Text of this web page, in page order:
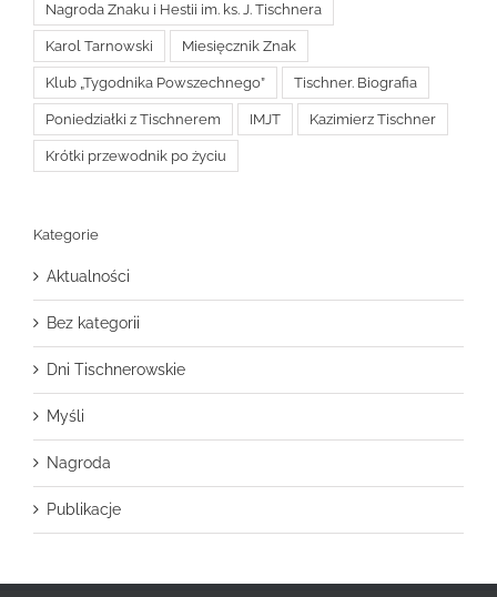
Nagroda Znaku i Hestii im. ks. J. Tischnera
Karol Tarnowski Miesięcznik Znak
Klub „Tygodnika Powszechnego” Tischner. Biografia
Poniedziałki z Tischnerem IMJT Kazimierz Tischner
Krótki przewodnik po życiu
Kategorie
Aktualności
Bez kategorii
Dni Tischnerowskie
Myśli
Nagroda
Publikacje